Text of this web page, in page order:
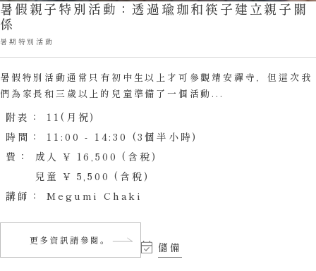
暑假親子特別活動：透過瑜珈和筷子建立親子關
係
暑期特別活動
暑假特別活動通常只有初中生以上才可參觀靖安禪寺，但這次我
們為家長和三歲以上的兒童準備了一個活動...
附表：
11(月祝)
時間：
11:00 - 14:30 (3個半小時)
費：
成人 ¥ 16,500 (含稅)
兒童 ¥ 5,500 (含稅)
講師：
Megumi Chaki
更多資訊請參閱。
儲備